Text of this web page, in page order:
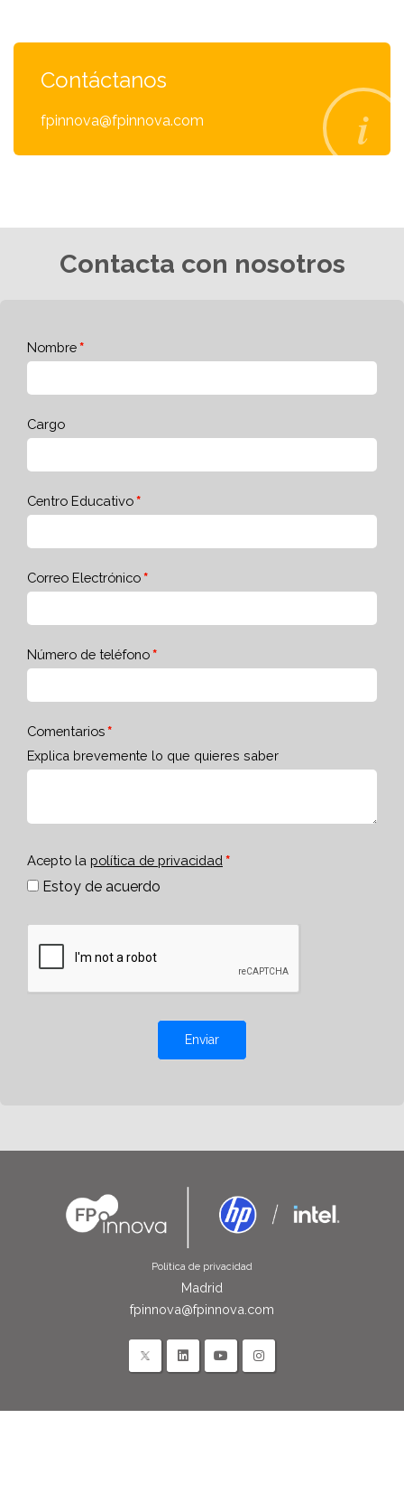
Contáctanos
fpinnova@fpinnova.com
Contacta con nosotros
Nombre
Cargo
Centro Educativo
Correo Electrónico
Número de teléfono
Comentarios
Explica brevemente lo que quieres saber
Acepto la política de privacidad
Estoy de acuerdo
Enviar
Política de privacidad
Madrid
fpinnova@fpinnova.com